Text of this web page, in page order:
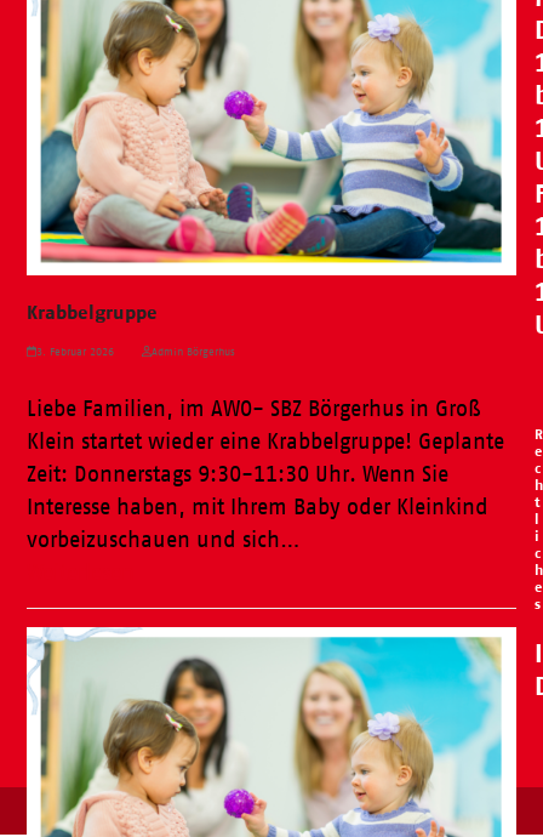
Krabbelgruppe
3. Februar 2026 Admin Börgerhus
Liebe Familien, im AWO- SBZ Börgerhus in Groß
Klein startet wieder eine Krabbelgruppe! Geplante
Zeit: Donnerstags 9:30-11:30 Uhr. Wenn Sie
Interesse haben, mit Ihrem Baby oder Kleinkind
vorbeizuschauen und sich…
R
e
c
h
t
i
c
h
e
s